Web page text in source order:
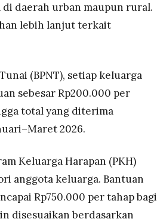
daerah urban maupun rural.
lebih lanjut terkait
(BPNT), setiap keluarga
sebesar Rp200.000 per
total yang diterima
2026.
Keluarga Harapan (PKH)
anggota keluarga. Bantuan
Rp750.000 per tahap bagi
disesuaikan berdasarkan